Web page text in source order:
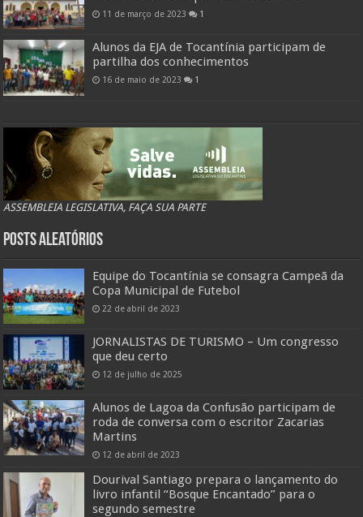
11 de março de 2023 1
Alunos da EJA de Tocantínia participam de
partilha dos conhecimentos
16 de maio de 2023 1
ASSEMBLEIA LEGISLATIVA, FAÇA SUA PARTE
Posts Aleatórios
Equipe do Tocantínia se consagra Campeã da
Copa Municipal de Futebol
22 de abril de 2023
JORNALISTAS DE TURISMO – Um congresso
que deu certo
12 de julho de 2025
Alunos de Lagoa da Confusão participam de
roda de conversa com o escritor Zacarias
Martins
12 de abril de 2023
Dourival Santiago prepara o lançamento do
livro infantil “Bosque Encantado” para o
segundo semestre